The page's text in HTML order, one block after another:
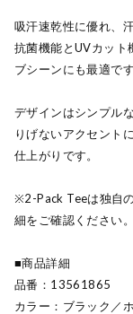
吸汗速乾性に優れ、
抗菌機能とUVカット
ブシーンにも最適です
デザインはシンプル
りげないアクセント
仕上がりです。
※2-Pack Teeは独自
細をご確認ください。
■商品詳細
品番：13561865
カラー：ブラック／